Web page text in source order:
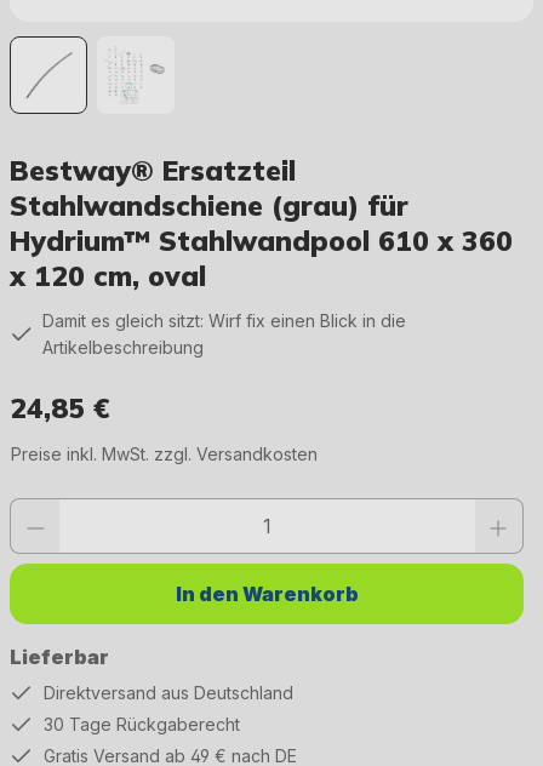
Bestway® Ersatzteil
Stahlwandschiene (grau) für
Hydrium™ Stahlwandpool 610 x 360
x 120 cm, oval
Damit es gleich sitzt: Wirf fix einen Blick in die
Artikelbeschreibung
24,85 €
Preise inkl. MwSt. zzgl. Versandkosten
Lieferbar
Produkt Anzahl: Gib den gewünschten Wert ein oder benutze die
In den Warenkorb
Direktversand aus Deutschland
30 Tage Rückgaberecht
Gratis Versand ab 49 € nach DE